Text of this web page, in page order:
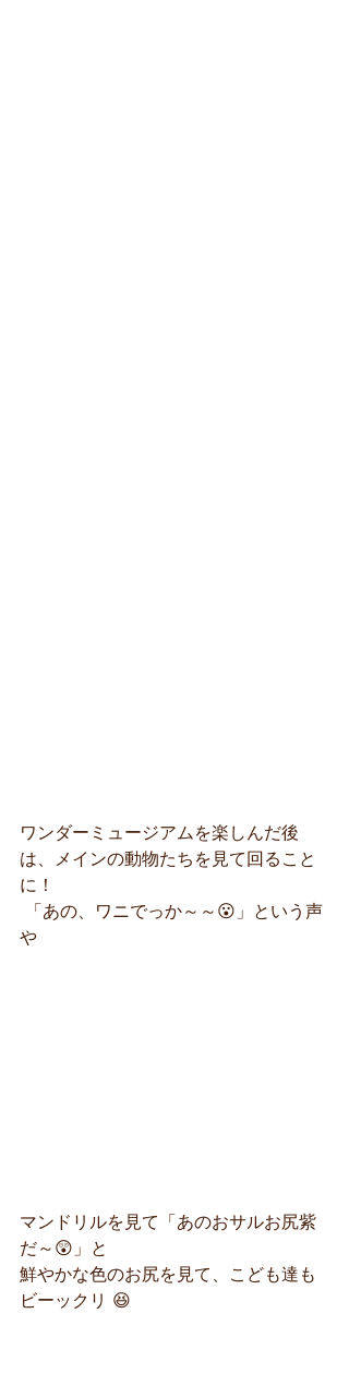
ワンダーミュージアムを楽しんだ後
は、メインの動物たちを見て回ること
に！
「あの、ワニでっか～～😮」という声
や
マンドリルを見て「あのおサルお尻紫
だ～😲」と
鮮やかな色のお尻を見て、こども達も
ビーックリ 😆